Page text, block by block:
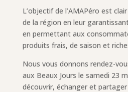
L’objectif de l’AMAPéro est
de la région en leur
en permettant aux
produits frais, de saison et
Nous vous donnons rendez-
aux Beaux Jours le samedi 23
découvrir, échanger et